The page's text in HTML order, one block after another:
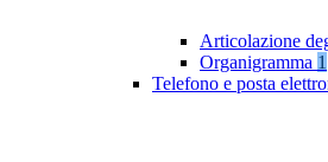
Articolazione
Organigramma 1
Telefono e posta